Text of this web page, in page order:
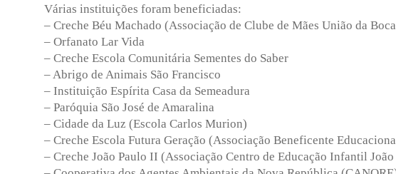
Várias instituições foram beneficiadas:
– Creche Béu Machado (Associação de Clube de Mães União da
– Orfanato Lar Vida
– Creche Escola Comunitária Sementes do Saber
– Abrigo de Animais São Francisco
– Instituição Espírita Casa da Semeadura
– Paróquia São José de Amaralina
– Cidade da Luz (Escola Carlos Murion)
– Creche Escola Futura Geração (Associação Beneficente
– Creche João Paulo II (Associação Centro de Educação Infantil